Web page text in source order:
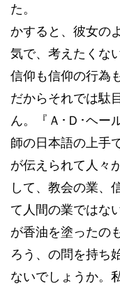
た。
かすると、彼女の
気で、考えたくな
信仰も信仰の行為
だからそれでは駄
ん。『Ａ･Ｄ･ヘー
師の日本語の上手
が伝えられて人々
して、教会の業、
て人間の業ではな
が香油を塗ったの
ろう、の問を持ち
ないでしょうか。